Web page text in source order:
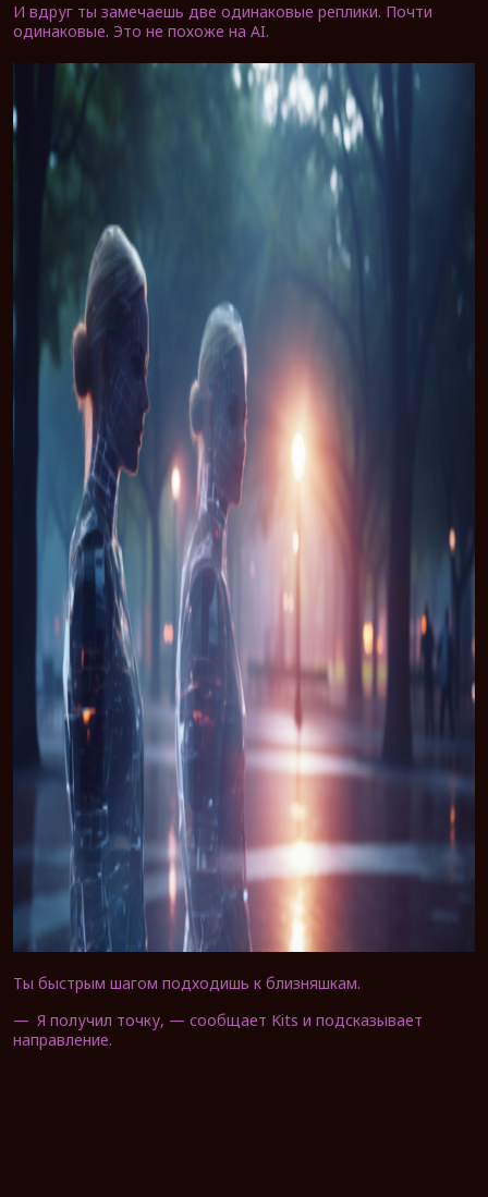
И вдруг ты замечаешь две одинаковые реплики. Почти
одинаковые. Это не похоже на AI.
Ты быстрым шагом подходишь к близняшкам.
— Я получил точку, — сообщает Kits и подсказывает
направление.